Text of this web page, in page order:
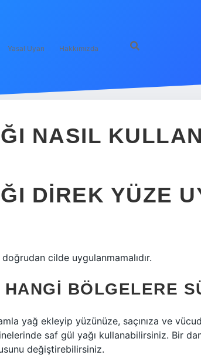
Yasal Uyarı Hakkımızda
NASIL
DIREK YÜZE
cilde uygulanmamalıdır.
HANGI BÖLGELERE
yağ ekleyip yüzünüze, saçınıza ve
saf gül yağı kullanabilirsiniz. Bir
değiştirebilirsiniz.